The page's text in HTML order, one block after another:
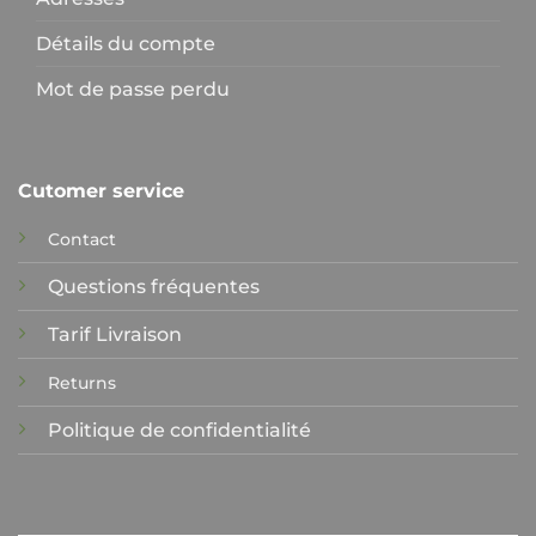
Détails du compte
Mot de passe perdu
Cutomer service
Contact
Questions fréquentes
Tarif Livraison
Returns
Politique de confidentialité